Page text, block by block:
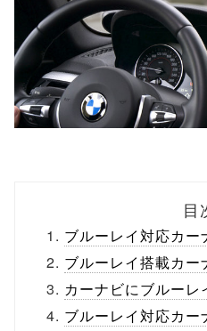
目
ブルーレイ対応カー
ブルーレイ搭載カー
カーナビにブルー
ブルーレイ対応カー